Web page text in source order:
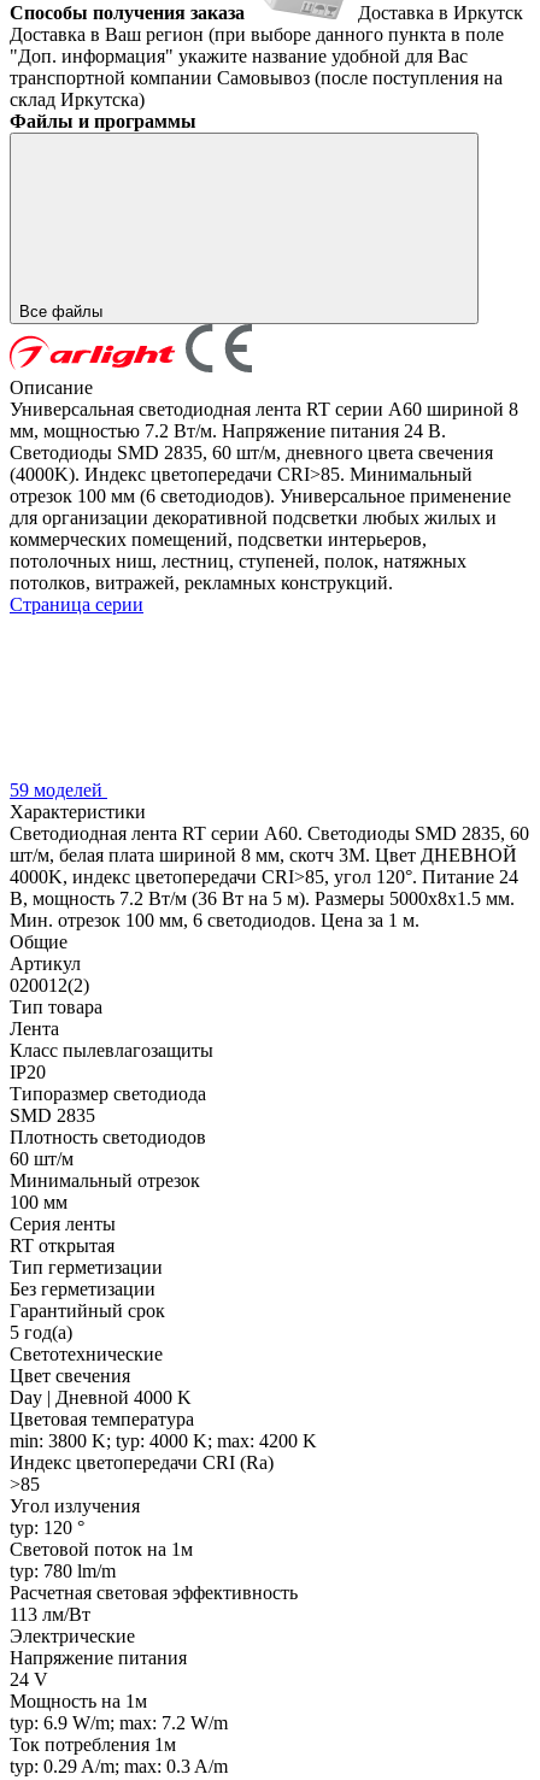
Способы получения заказа
Доставка в Иркутск
Доставка в Ваш регион (при выборе данного пункта в поле
"Доп. информация" укажите название удобной для Вас
транспортной компании Самовывоз (после поступления на
склад Иркутска)
Файлы и программы
Все файлы
Описание
Универсальная светодиодная лента RT серии A60 шириной 8
мм, мощностью 7.2 Вт/м. Напряжение питания 24 В.
Светодиоды SMD 2835, 60 шт/м, дневного цвета свечения
(4000K). Индекс цветопередачи CRI>85. Минимальный
отрезок 100 мм (6 светодиодов). Универсальное применение
для организации декоративной подсветки любых жилых и
коммерческих помещений, подсветки интерьеров,
потолочных ниш, лестниц, ступеней, полок, натяжных
потолков, витражей, рекламных конструкций.
Страница серии
59 моделей
Характеристики
Светодиодная лента RT серии A60. Светодиоды SMD 2835, 60
шт/м, белая плата шириной 8 мм, скотч 3M. Цвет ДНЕВНОЙ
4000K, индекс цветопередачи CRI>85, угол 120°. Питание 24
В, мощность 7.2 Вт/м (36 Вт на 5 м). Размеры 5000x8x1.5 мм.
Мин. отрезок 100 мм, 6 светодиодов. Цена за 1 м.
Общие
Артикул
020012(2)
Тип товара
Лента
Класс пылевлагозащиты
IP20
Типоразмер светодиода
SMD 2835
Плотность светодиодов
60 шт/м
Минимальный отрезок
100 мм
Серия ленты
RT открытая
Тип герметизации
Без герметизации
Гарантийный срок
5 год(а)
Светотехнические
Цвет свечения
Day | Дневной 4000 K
Цветовая температура
min: 3800 K; typ: 4000 K; max: 4200 K
Индекс цветопередачи CRI (Ra)
>85
Угол излучения
typ: 120 °
Световой поток на 1м
typ: 780 lm/m
Расчетная световая эффективность
113 лм/Вт
Электрические
Напряжение питания
24 V
Мощность на 1м
typ: 6.9 W/m; max: 7.2 W/m
Ток потребления 1м
typ: 0.29 A/m; max: 0.3 A/m